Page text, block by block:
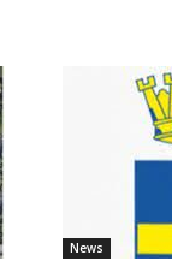
News